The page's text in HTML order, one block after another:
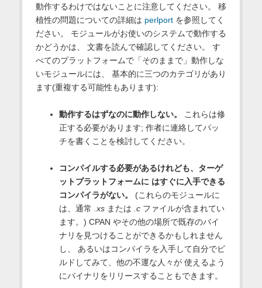
動作するわけではないことに注意してください。 移
植性の問題についての詳細は perlportを参照してく
ださい。 モジュールがお使いのシステムで動作する
かどうかは、 文書を読んで確認してください。 す
べてのプラットフォームで「そのままで」動作しな
いモジュールには、 基本的に三つのカテゴリがあり
ます(重複する可能性もあります):
動作するはずなのに動作しない。
これらは修
正する必要があります; 作者に連絡してパッ
チを書くことを検討してください。
コンパイルする必要があるけれども、ターゲ
ットプラットフォームに はすぐに入手できる
コンパイラがない。
(これらのモジュールに
は、通常 .xsまたは .cファイルが含まれてい
ます。) CPAN やその他の場所で既存のバイ
ナリを見つけることができるかもしれません
し、 あるいはコンパイラを入手して自分でビ
ルドしてみて、他の不運な人々が 使えるよう
にバイナリをリリースすることもできます。